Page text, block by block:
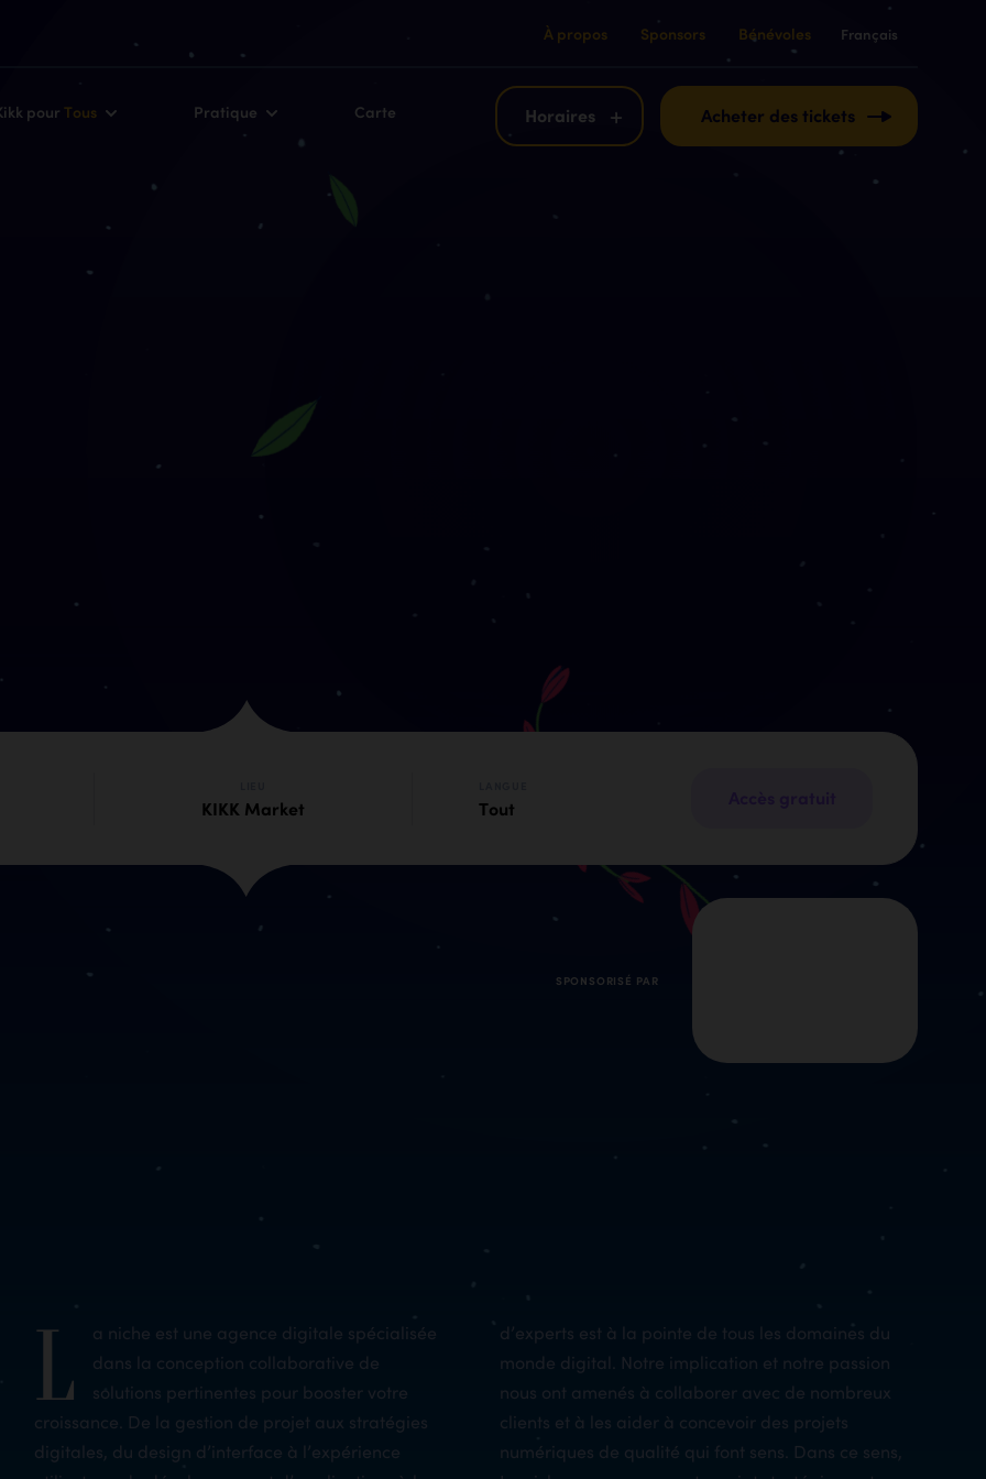
À propos Sponsors Bénévoles Français
Français
pour Tous Pratique Carte Horaires Acheter des tickets
KIKK Market Tout
SPONSORISÉ PAR
L
a niche est une agence digitale spécialisée
dans la conception collaborative de
solutions pertinentes pour booster votre
croissance. De la gestion de projet aux stratégies
digitales, du design d’interface à l’expérience
d’experts est à la pointe de tous les domaines du
monde digital. Notre implication et notre passion
nous ont amenés à collaborer avec de nombreux
clients et à les aider à concevoir des projets
numériques de qualité qui font sens. Dans ce sens,